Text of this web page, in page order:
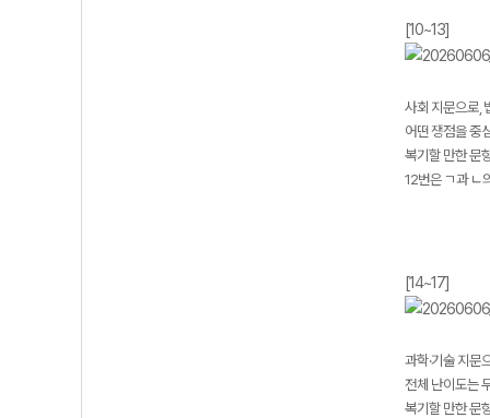
[10~13]
사회 지문으로,
어떤 쟁점을 중
복기할 만한 문
12번은 ㄱ과 ㄴ
[14~17]
과학·기술 지문
전체 난이도는
복기할 만한 문